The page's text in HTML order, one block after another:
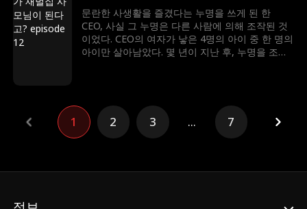
문란한 사생활을 즐겼다는 누명을 쓰게 된 한
CEO, 사실 그 누명은 다른 사람에 의해 조작된 것
이었다. CEO의 여자가 낳은 4명의 아이 중 한 명의
아이만 살아남았다. 몇 년이 지난 후, 누명을 조작
1 2 3 ... 7